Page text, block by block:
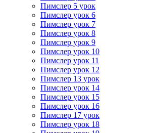
Пимслер 5 урок
Пимслер урок 6
Пимслер урок 7
Пимслер урок 8
Пимслер урок 9
Пимслер урок 10
Пимслер урок 11
Пимслер урок 12
Пимслер 13 урок
Пимслер урок 14
Пимслер урок 15
Пимслер урок 16
Пимслер 17 урок
Пимслер урок 18